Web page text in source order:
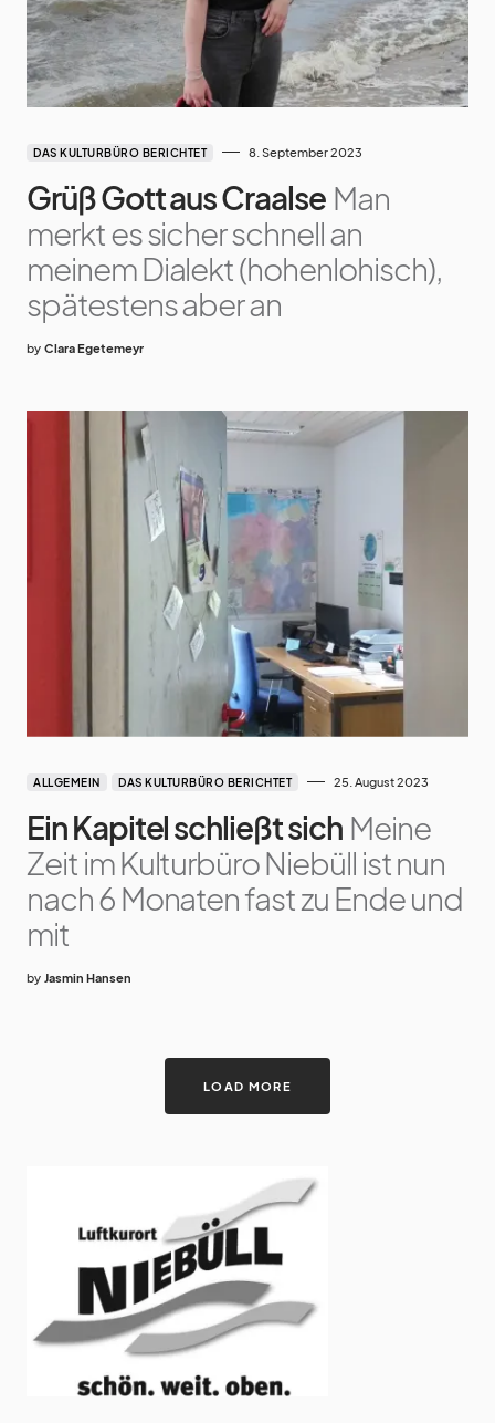
DAS KULTURBÜRO BERICHTET 8. September 2023
Grüß Gott aus Craalse Man
merkt es sicher schnell an
meinem Dialekt (hohenlohisch),
spätestens aber an
by Clara Egetemeyr
ALLGEMEIN DAS KULTURBÜRO BERICHTET 25. August 2023
Ein Kapitel schließt sich Meine
Zeit im Kulturbüro Niebüll ist nun
nach 6 Monaten fast zu Ende und
mit
by Jasmin Hansen
LOAD MORE